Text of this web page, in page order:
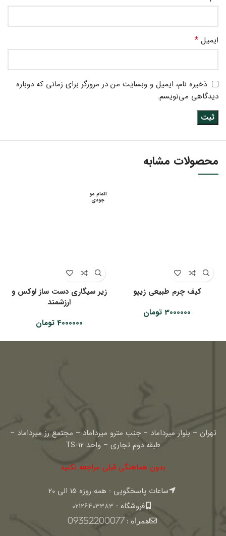
ایمیل *
ذخیره نام، ایمیل و وبسایت من در مرورگر برای زمانی که دوباره
دیدگاهی می‌نویسم.
محصولات مشابه
کیف چرم طبیعی زیپو
3000000 تومان
اتمام مو
جودی
زیر سیگاری دست ساز لوکس و
ارزشمند
4000000 تومان
تهران – بلوار میرداماد – جنب مترو میرداماد – مجتمع رز میرداماد –
طبقه دوم تجاری – واحد TS-12
بدون هماهنگی قبلی مراجعه نکنید
ساعات پاسخگویی : همه روزه 15 الی 20
فروشگاه : 02126403383
همراه :09352200077